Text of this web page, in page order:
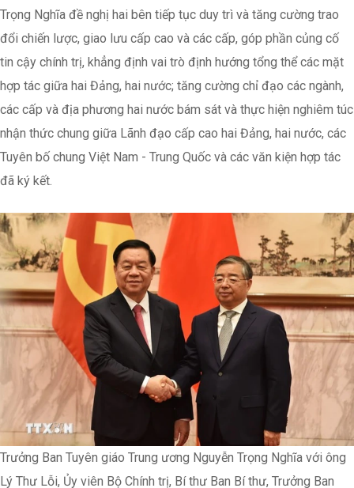
Trọng Nghĩa đề nghị hai bên tiếp tục duy trì và tăng cường trao
đổi chiến lược, giao lưu cấp cao và các cấp, góp phần củng cố
tin cậy chính trị, khẳng định vai trò định hướng tổng thể các mặt
hợp tác giữa hai Đảng, hai nước; tăng cường chỉ đạo các ngành,
các cấp và địa phương hai nước bám sát và thực hiện nghiêm túc
nhận thức chung giữa Lãnh đạo cấp cao hai Đảng, hai nước, các
Tuyên bố chung Việt Nam - Trung Quốc và các văn kiện hợp tác
đã ký kết.
Trưởng Ban Tuyên giáo Trung ương Nguyễn Trọng Nghĩa với ông
Lý Thư Lỗi, Ủy viên Bộ Chính trị, Bí thư Ban Bí thư, Trưởng Ban